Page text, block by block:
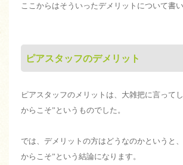
ここからはそういったデメリットについて書い
ピアスタッフのデメリット
ピアスタッフのメリットは、大雑把に言って
からこそ”というものでした。
では、デメリットの方はどうなのかというと
からこそ”という結論になります。